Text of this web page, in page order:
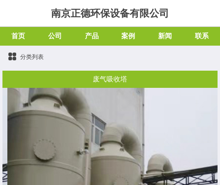
南京正德环保设备有限公司
首页 公司 产品 案例 新闻 联系
分类列表
废气吸收塔